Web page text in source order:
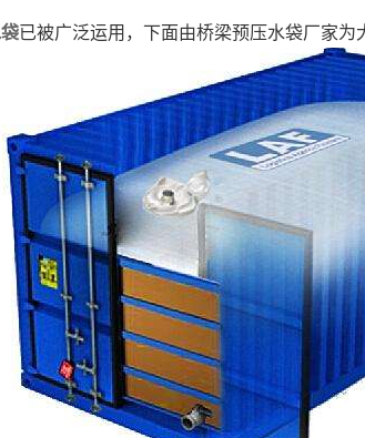
护油系列
已被广泛运用，下面由桥梁预压水袋厂家为